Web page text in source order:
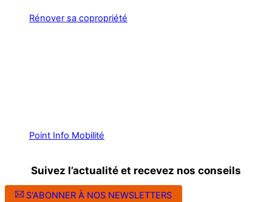
Rénover sa copropriété
Point Info Mobilité
Suivez l’actualité et recevez nos conseils
S'ABONNER À NOS NEWSLETTERS